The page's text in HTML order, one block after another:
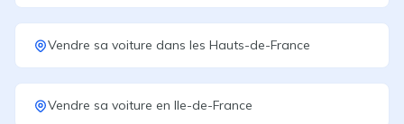
Vendre sa voiture dans les Hauts-de-France
Vendre sa voiture en Ile-de-France